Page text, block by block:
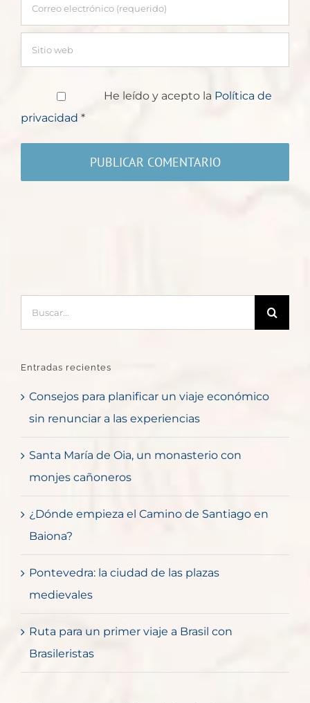
He leído y acepto la Política de
privacidad *
Entradas recientes
Consejos para planificar un viaje económico
sin renunciar a las experiencias
Santa María de Oia, un monasterio con
monjes cañoneros
¿Dónde empieza el Camino de Santiago en
Baiona?
Pontevedra: la ciudad de las plazas
medievales
Ruta para un primer viaje a Brasil con
Brasileristas